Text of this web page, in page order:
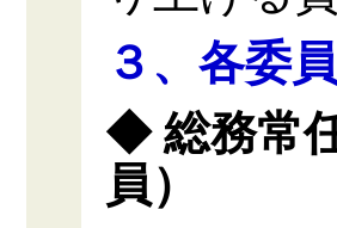
３、各委
◆ 総務常
員）